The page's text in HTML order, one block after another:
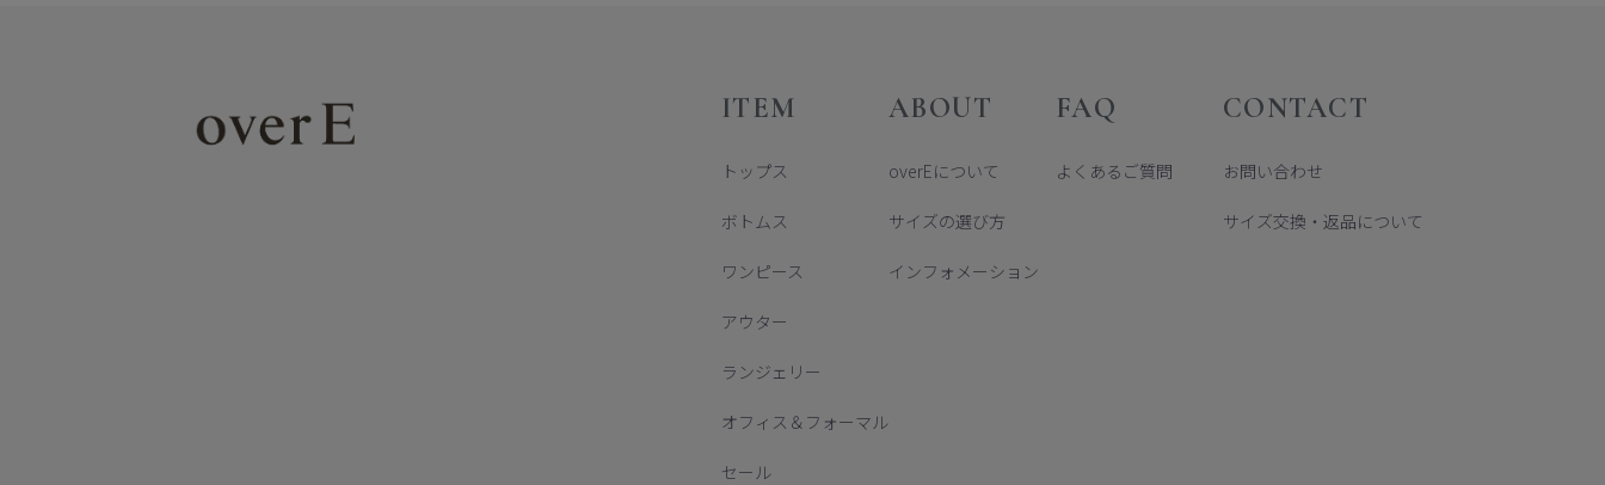
ITEM
トップス
ボトムス
ワンピース
アウター
ランジェリー
オフィス＆フォーマル
セール
ABOUT
overEについて
サイズの選び方
インフォメーション
FAQ
よくあるご質問
CONTACT
お問い合わせ
サイズ交換・返品について